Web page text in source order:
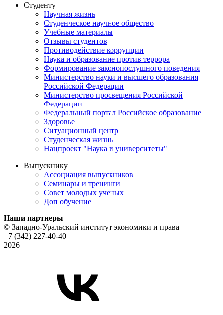
Студенту
Научная жизнь
Студенческое научное общество
Учебные материалы
Отзывы студентов
Противодействие коррупции
Наука и образование против террора
Формирование законопослушного поведения
Министерство науки и высшего образования
Российской Федерации
Министерство просвещения Российской
Федерации
Федеральный портал Российское образование
Здоровье
Ситуационный центр
Студенческая жизнь
Нацпроект "Наука и университеты"
Выпускнику
Ассоциация выпускников
Семинары и тренинги
Совет молодых ученых
Доп обучение
Наши партнеры
© Западно-Уральский институт экономики и права
+7 (342) 227-40-40
2026